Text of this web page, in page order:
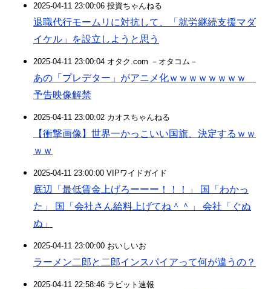
2025-04-11 23:00:06 投資ちゃんねる
退職代行モームリに対抗して、「就労継続支援マダ
イケル」を設立しようと思う
2025-04-11 23:00:04 オタク.com －オタコム－
あの「プレデター」がアニメ化ｗｗｗｗｗｗｗｗ
予告映像解禁
2025-04-11 23:00:02 カオスちゃんねる
【衝撃画像】世界一かっこいい国旗、決定するｗｗ
ｗｗ
2025-04-11 23:00:00 VIPワイドガイド
底辺「最低賃金上げろーーー！！！」 国「わかっ
た」 国「会社さん給料上げてね＾＾」 会社「ぐぬ
ぬ」
2025-04-11 23:00:00 おいしいお
ラーメン二郎と二郎インスパイアって何が違うの？
2025-04-11 22:58:46 ラビット速報